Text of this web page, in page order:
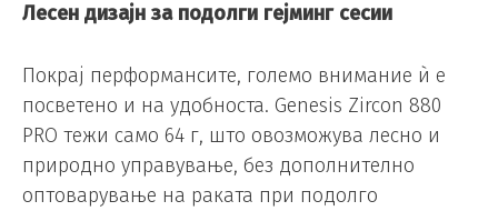
Лесен дизајн за подолги гејминг сесии
Покрај перформансите, големо внимание ѝ е
посветено и на удобноста. Genesis Zircon 880
PRO тежи само 64 г, што овозможува лесно и
природно управување, без дополнително
оптоварување на раката при подолго